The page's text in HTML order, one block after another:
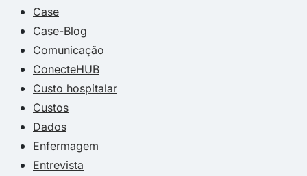
Case
Case-Blog
Comunicação
ConecteHUB
Custo hospitalar
Custos
Dados
Enfermagem
Entrevista